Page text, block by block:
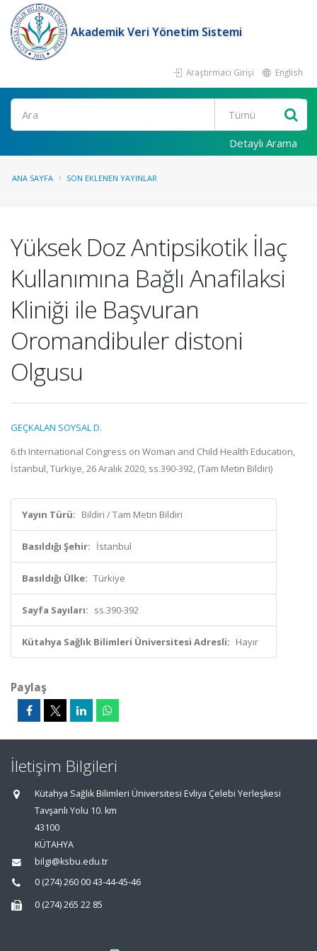
Akademik Veri Yönetim Sistemi
Araştırmacı Girişi English
Ara
Detaylı Arama
ANA SAYFA SON EKLENEN YAYINLAR
Yüksek Doz Antipsikotik İlaç
Kullanımına Bağlı Anafilaksi
Kliniği ile Başvuran
Oromandibuler distoni
Olgusu
GEÇKALAN SOYSAL D.
6.th International Congress on Woman and Chıld Health Educatıon,
İstanbul, Türkiye, 26 Aralık 2020, ss.390-392, (Tam Metin Bildiri)
Yayın Türü: Bildiri / Tam Metin Bildiri
Basıldığı Şehir: İstanbul
Basıldığı Ülke: Türkiye
Sayfa Sayıları: ss.390-392
Kütahya Sağlık Bilimleri Üniversitesi Adresli: Hayır
Paylaş
İletişim Bilgileri
Kütahya Sağlık Bilimleri Üniversitesi Evliya Çelebi Yerleşkesi
Tavşanlı Yolu 10. km
43100
KÜTAHYA
bilgi@ksbu.edu.tr
0 (274) 260 00 43-44-45-46
0 (274) 265 22 85